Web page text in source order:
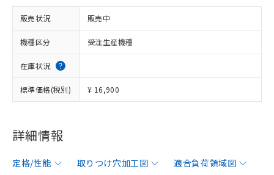
販売状況 販売中
機種区分 受注生産機種
在庫状況
標準価格(税別) ¥ 16,900
詳細情報
定格/性能 取りつけ穴加工図
適合負荷領域図